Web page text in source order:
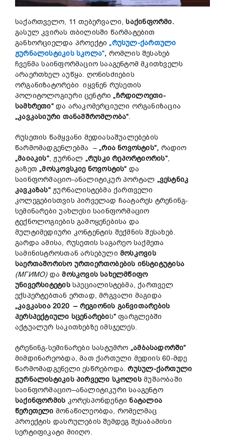
საქართველო, 11 თებერვალი,საქინფორმი.
გასულ კვირას თბილისში წარმატებით
განხორციელდა პროექტი„რუსულ-ქართული
ჟურნალისტიკის სკოლა“, რომლის შესახებ
ჩვენმა საინფორმაციო სააგენტომ მკითხველს
არაერთხელ აუწყა. ღონისძიების
ორგანიზატორები იყვნენ რუსეთის
პოლიტოლოგიური ცენტრი„ჩრდილოეთი-
სამხრეთი“და არაკომერციული ორგანიზაცია
„კავკასიური თანამშრომლობა“.
რუსეთის წამყვანი მედიასაშუალებების
წარმომადგენლებმა –„რია ნოვოსტის“, რადიო
„მაიაკის“, ჟურნალ „რუსკი რეპორტიორის“,
გაზეთ„მოსკოვსკიე ნოვოსტის“ და
საინფორმაციო-ანალიტიკურ პორტალ „ვესტნიკ
კავკაზას“ჟურნალისტებმა ქართველი
კოლეგებისთვის პირველად ჩაატარეს ტრენინგ-
სემინარები უახლესი საინფორმაციო
ტექნოლოგიების გამოყენებისა და
მულტიმედიური კონტენტის შექმნის შესახებ.
გარდა ამისა, რუსეთის საგარეო საქმეთა
სამინისტროსთან არსებულიმოსკოვის
საერთაშორისო ურთიერთობების ინსტიტუტისა
(МГИМО)დამოსკოვის სახელმწიფო
უნივერსიტეტისსპეციალისტებმა, ქართველ
ექსპერტებთან ერთად, მრგვალი მაგიდა
„კავკასია 2020 – რეგიონის განვითარების
პერსპექტიული სცენარების“ფარგლებში
აქტუალურ საკითხებზე იმსჯელეს.
ტრენინგ-სემინარები სასტუმრო „ამბასადორში“
მიმდინარეობდა, მათ ქართული მედიის 60-მდე
წარმომადგენელი ესწრებოდა.რუსულ-ქართული
ჟურნალისტიკის პირველი სკოლისმუშაობაში
საინფორმაციო–ანალიტიკური სააგენტო
საქინფორმის კორესპონდენტინატალია
წერეთელი მონაწილეობდა, რომელმაც
პროექტის დასრულების შემდეგ შესაბამისი
სერტიფიკატი მიიღო.